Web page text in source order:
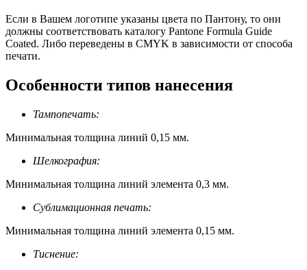
Если в Вашем логотипе указаны цвета по Пантону, то они
должны соответствовать каталогу Pantone Formula Guide
Coated. Либо переведены в CMYK в зависимости от способа
печати.
Особенности типов нанесения
Тампопечать:
Минимальная толщина линий 0,15 мм.
Шелкография:
Минимальная толщина линий элемента 0,3 мм.
Сублимационная печать:
Минимальная толщина линий элемента 0,15 мм.
Тиснение: